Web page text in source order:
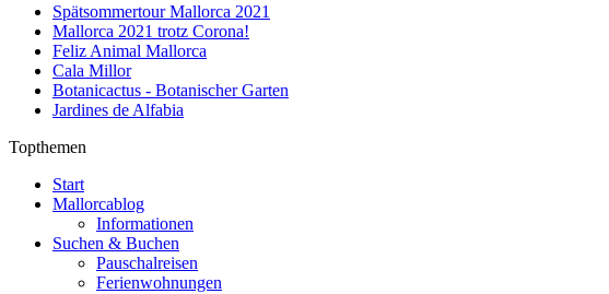
Spätsommertour Mallorca 2021
Mallorca 2021 trotz Corona!
Feliz Animal Mallorca
Cala Millor
Botanicactus - Botanischer Garten
Jardines de Alfabia
Topthemen
Start
Mallorcablog
Informationen
Suchen & Buchen
Pauschalreisen
Ferienwohnungen